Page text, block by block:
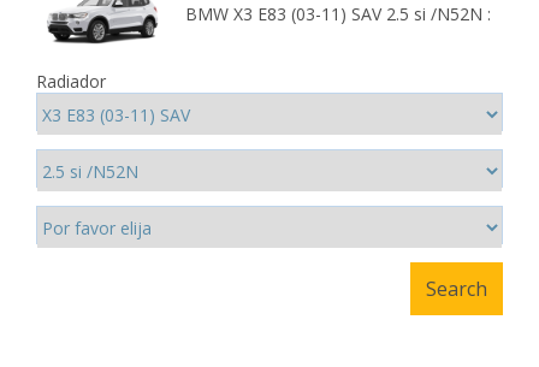
BMW X3 E83 (03-11) SAV 2.5 si /N52N :
Radiador